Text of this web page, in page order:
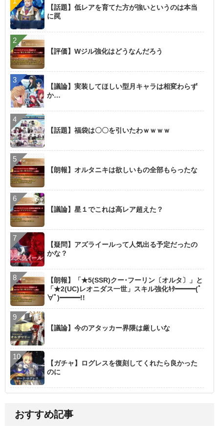
【話題】低レアを育てた方が強いというのは本当
に罠
【評価】Wジル強化はどうなんだろう
【議論】実装してほしい型月キャラは相変わらず
か…
【話題】福袋は〇〇を引いたわｗｗｗｗ
【朗報】オルタニキは欲しいもの全部もらったな
【議論】星１でこれは高レア超えた？
【疑問】アズライールって人気出る予定だったの
かな？
【朗報】「★5(SSR)クー･フーリン〔オルタ〕」と
「★2(UC)レオニダス一世」スキル強化ｷﾀ━━━(ﾟ
∀ﾟ)━━━!!
【議論】今のアタッカー界隈は厳しいな
【ガチャ】ログレスを復刻してくれたら良かった
のに
おすすめ記事